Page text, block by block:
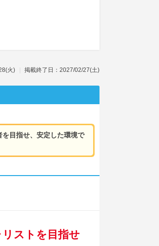
火) 掲載終了日：2027/02/27(土)
目指せ、安定した環境で
リストを目指せ